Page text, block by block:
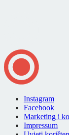
Instagram
Facebook
Marketing i
Impressum